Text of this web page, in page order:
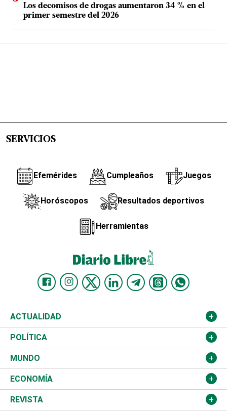
Los decomisos de drogas aumentaron 34 % en el
primer semestre del 2026
SERVICIOS
Efemérides Cumpleaños Juegos
Horóscopos Resultados deportivos
Herramientas
ACTUALIDAD
Nacional
Ciudad
Educación
Salud
POLÍTICA
Partidos
JCE
TSE
MUNDO
Estados Unidos
América Latina
ECONOMÍA
Finanzas
REVISTA